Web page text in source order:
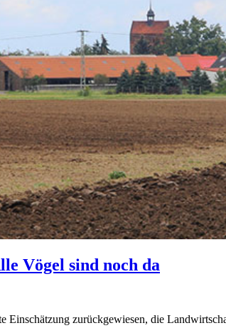
Vögel sind noch da
zurückgewiesen, die